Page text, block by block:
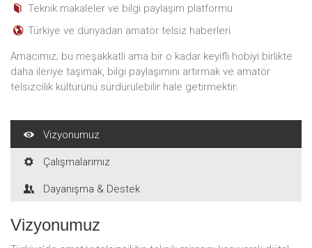
Teknik makaleler ve bilgi paylaşım platformu
Türkiye ve dünyadan amatör telsiz haberleri
Amacımız; bu meşakkatli ama bir o kadar keyifli hobiyi birlikte
daha ileriye taşımak, bilgi paylaşımını artırmak ve amatör
telsizcilik kültürünü sürdürülebilir hale getirmektir.
Vizyonumuz
Çalışmalarımız
Dayanışma & Destek
Vizyonumuz